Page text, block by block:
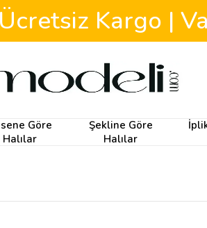
Kargo |
Göre
Halılar
Şekline Göre
Halılar